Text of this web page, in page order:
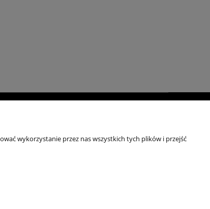
+48 696 50 70 20
wykorzystanie przez nas wszystkich tych plików i przejść